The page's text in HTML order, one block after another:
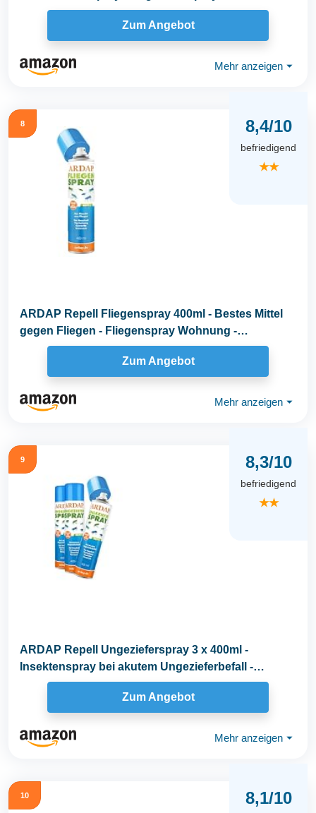
Fliegenspray...
Zum Angebot
Mehr anzeigen ⏷
8 8,4/10
befriedigend
★★
ARDAP Repell Fliegenspray 400ml - Bestes Mittel
gegen Fliegen - Fliegenspray Wohnung -
Insektenspray...
Zum Angebot
Mehr anzeigen ⏷
9 8,3/10
befriedigend
★★
ARDAP Repell Ungezieferspray 3 x 400ml -
Insektenspray bei akutem Ungezieferbefall -
Abwehrend bei...
Zum Angebot
Mehr anzeigen ⏷
10 8,1/10